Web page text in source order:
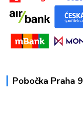
Pobočka Praha 9